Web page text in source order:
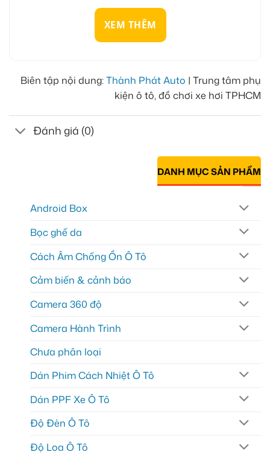
XEM THÊM
Biên tập nội dung:Thành Phát Auto | Trung tâm phụ
kiện ô tô, đồ chơi xe hơi TPHCM
Đánh giá (0)
DANH MỤC SẢN PHẨM
Android Box
Bọc ghế da
Cách Âm Chống Ồn Ô Tô
Cảm biến & cảnh báo
Camera 360 độ
Camera Hành Trình
Chưa phân loại
Dán Phim Cách Nhiệt Ô Tô
Dán PPF Xe Ô Tô
Độ Đèn Ô Tô
Độ Loa Ô Tô